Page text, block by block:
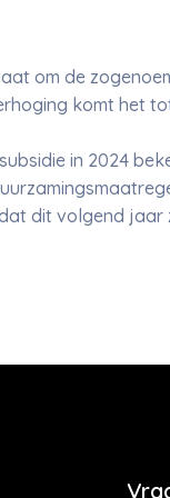
om de
komt het
in 2024
dit volgend jaar